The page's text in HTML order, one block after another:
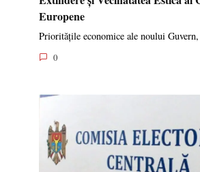
Europene
Prioritățile economice ale noului
0